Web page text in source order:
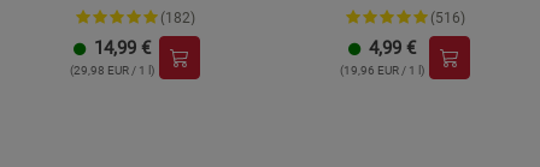
(182)
14,99 €
(29,98 EUR / 1 l)
(516)
4,99 €
(19,96 EUR / 1 l)